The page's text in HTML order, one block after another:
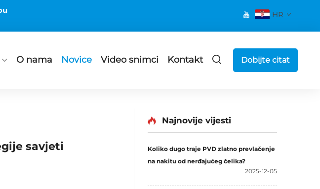
HR
O nama Novice Video snimci Kontakt Dobijte citat
savjeti
Najnovije vijesti
Koliko dugo traje PVD zlatno prevlačenje
na nakitu od nerđajućeg čelika?
2025-12-05